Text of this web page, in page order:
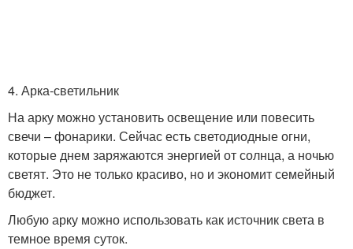
4. Арка-светильник
На арку можно установить освещение или повесить
свечи – фонарики. Сейчас есть светодиодные огни,
которые днем заряжаются энергией от солнца, а ночью
светят. Это не только красиво, но и экономит семейный
бюджет.
Любую арку можно использовать как источник света в
темное время суток.